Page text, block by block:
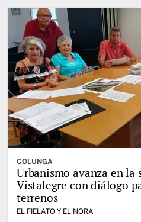
COLUNGA
Urbanismo avanza en la
Vistalegre con diálogo
terrenos
EL FIELATO Y EL NORA